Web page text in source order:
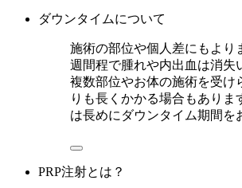
ダウンタイムについて
施術の部位や個人差にもより
週間程で腫れや内出血は消失
複数部位やお体の施術を受け
りも長くかかる場合もありま
は長めにダウンタイム期間を
PRP注射とは？